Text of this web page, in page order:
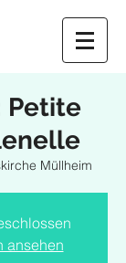
Petite
Müllheim
ansehen